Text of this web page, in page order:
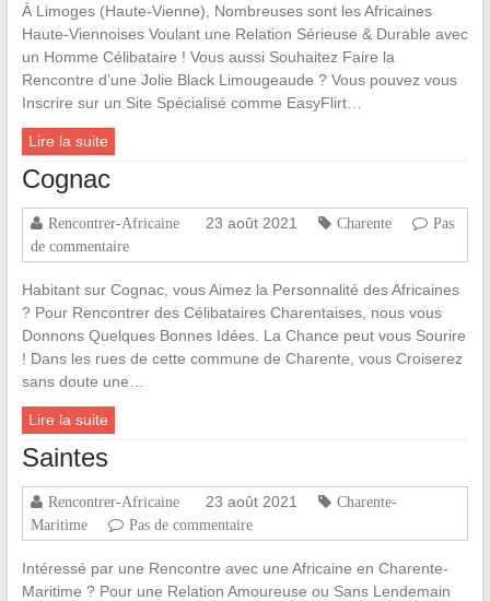
À Limoges (Haute-Vienne), Nombreuses sont les Africaines
Haute-Viennoises Voulant une Relation Sérieuse & Durable avec
un Homme Célibataire ! Vous aussi Souhaitez Faire la
Rencontre d’une Jolie Black Limougeaude ? Vous pouvez vous
Inscrire sur un Site Spécialisé comme EasyFlirt…
Lire la suite
Cognac
Rencontrer-Africaine 23 août 2021 Charente
Pas
de commentaire
Habitant sur Cognac, vous Aimez la Personnalité des Africaines
? Pour Rencontrer des Célibataires Charentaises, nous vous
Donnons Quelques Bonnes Idées. La Chance peut vous Sourire
! Dans les rues de cette commune de Charente, vous Croiserez
sans doute une…
Lire la suite
Saintes
Rencontrer-Africaine 23 août 2021
Charente-
Maritime
Pas de commentaire
Intéressé par une Rencontre avec une Africaine en Charente-
Maritime ? Pour une Relation Amoureuse ou Sans Lendemain